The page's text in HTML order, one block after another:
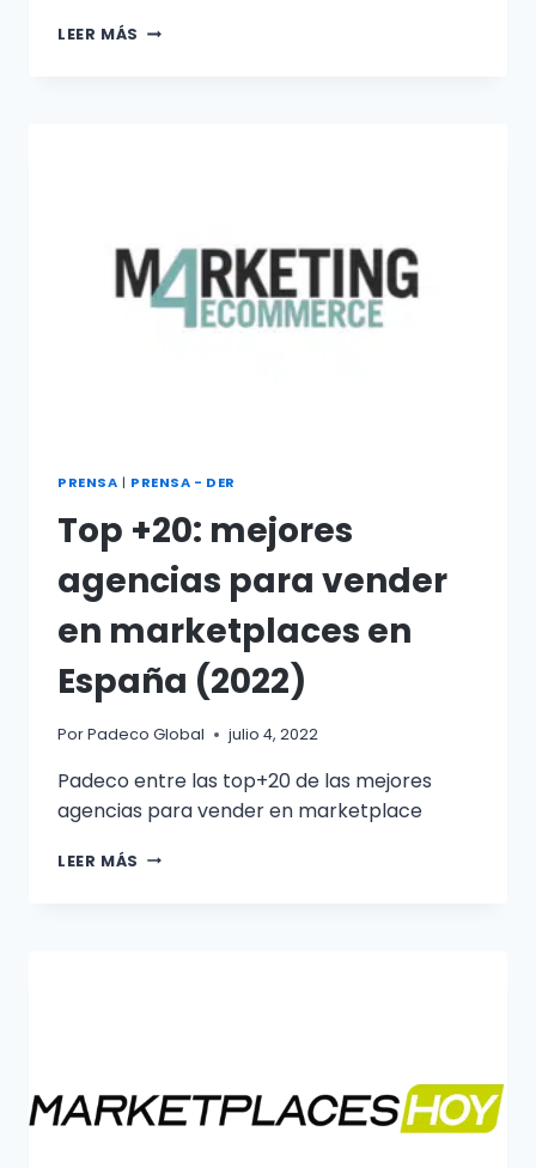
LEER MÁS
PRENSA | PRENSA - DER
Top +20: mejores
agencias para vender
en marketplaces en
España (2022)
PorPadeco Global julio 4, 2022
Padeco entre las top+20 de las mejores
agencias para vender en marketplace
LEER MÁS